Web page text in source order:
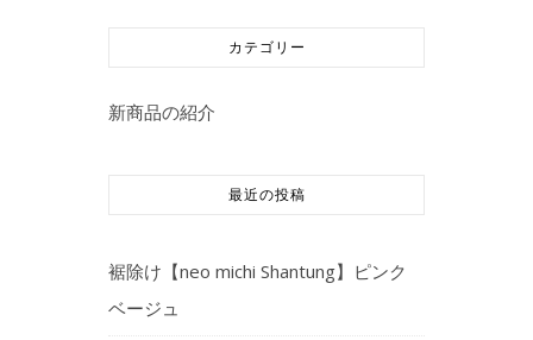
カテゴリー
新商品の紹介
最近の投稿
裾除け【neo michi Shantung】ピンク
ベージュ